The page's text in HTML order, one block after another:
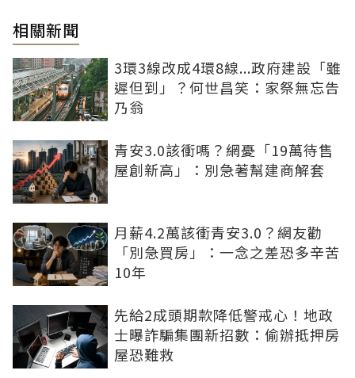
相關新聞
3環3線改成4環8線...政府建設「雖
遲但到」？何世昌笑：家祭無忘告
乃翁
青安3.0該衝嗎？網憂「19萬待售
屋創新高」：別急著幫建商解套
月薪4.2萬該衝青安3.0？網友勸
「別急買房」：一念之差恐多辛苦
10年
先給2成頭期款降低警戒心！地政
士曝詐騙集團新招數：偷辦抵押房
屋恐難救